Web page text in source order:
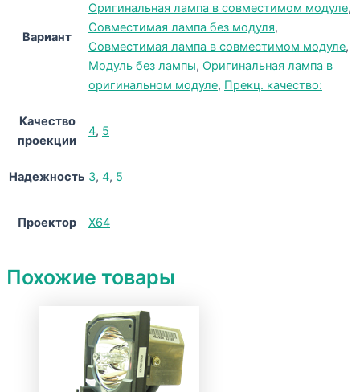
Вариант
Оригинальная лампа в совместимом модуле,
Совместимая лампа без модуля,
Совместимая лампа в совместимом модуле,
Модуль без лампы, Оригинальная лампа в
оригинальном модуле, Прекц. качество:
Качество
проекции
4, 5
Надежность 3, 4, 5
Проектор X64
Похожие товары